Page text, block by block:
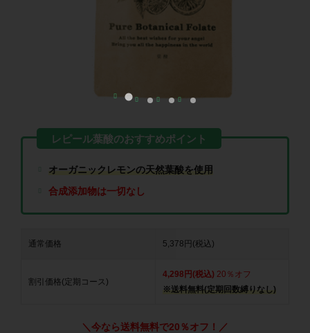
オーガニックレモンの天然葉酸を使用
合成添加物は一切なし
通常価格 5,378円(税込)
割引価格(定期コース)
4,298円(税込) 20％オフ
※送料無料(定期回数縛りなし)
＼今なら送料無料で20％オフ！／